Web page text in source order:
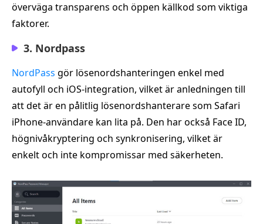
överväga transparens och öppen källkod som viktiga
faktorer.
3. Nordpass
NordPass gör lösenordshanteringen enkel med
autofyll och iOS-integration, vilket är anledningen till
att det är en pålitlig lösenordshanterare som Safari
iPhone-användare kan lita på. Den har också Face ID,
högnivåkryptering och synkronisering, vilket är
enkelt och inte kompromissar med säkerheten.